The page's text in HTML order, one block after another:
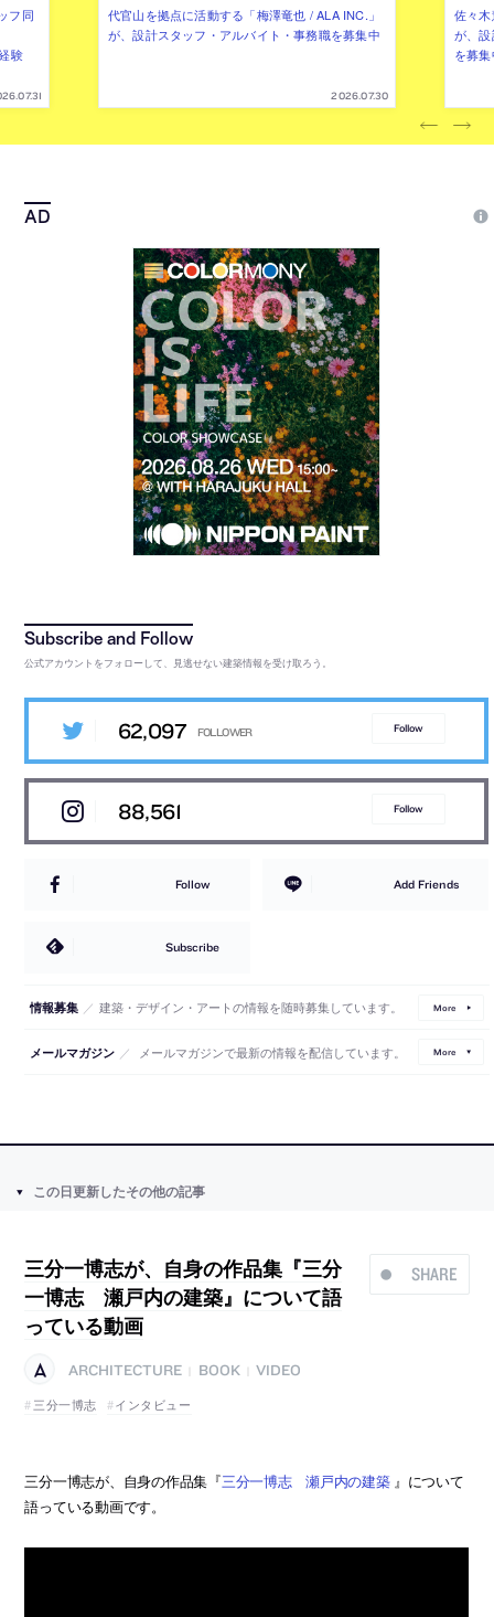
フ同
験
代官山を拠点に活動する「梅澤竜也 / ALA INC.」
が、設計スタッフ・アルバイト・事務職を募集中
2026.07.30
佐々
が、
を募
公式アカウントをフォローして、見逃せない建築情報を受け取ろう。
62,097 Follow
88,561 Follow
Follow Add Friends
Subscribe
情報募集 ／ 建築・デザイン・アートの情報を随時募集しています。 More
メールマガジン ／ メールマガジンで最新の情報を配信しています。 More
この日更新したその他の記事
SHARE
三分一博志が、自身の作品集『三分
一博志 瀬戸内の建築』について語
っている動画
ARCHITECTURE BOOK
VIDEO
三分一博志
インタビュー
三分一博志が、自身の作品集『三分一博志 瀬戸内の建築 』について
語っている動画です。